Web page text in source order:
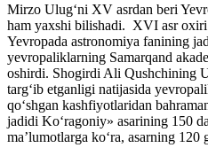
Mirzo Ulug‘ni XV asrdan beri
ham yaxshi bilishadi. XVI asr
Yevropada astronomiya fanining
yevropaliklarning Samarqand
oshirdi. Shogirdi Ali Qushchining
targ‘ib etganligi natijasida
qo‘shgan kashfiyotlaridan
jadidi Ko‘ragoniy» asarining 150
ma’lumotlarga ko‘ra, asarning